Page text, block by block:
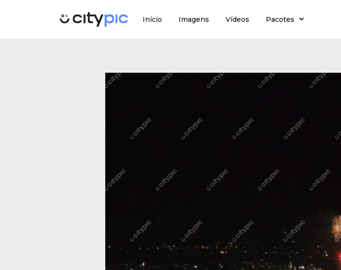
Início Imagens Vídeos Pacotes